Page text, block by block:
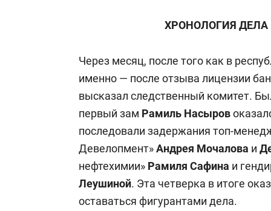
ХРОНОЛОГИЯ
Через месяц, после того как в
именно — после отзыва лицензии
высказал следственный комитет.
первый зам Рамиль Насыров
последовали задержания топ-
Девелопмент»Андрея Мочалова и
нефтехимии» Рамиля Сафина и
Леушиной. Эта четверка в итоге
оставаться фигурантами дела.